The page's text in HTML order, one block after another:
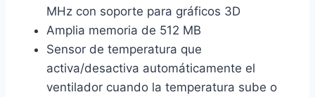
MHz con soporte para gráficos 3D
Amplia memoria de 512 MB
Sensor de temperatura que
activa/desactiva automáticamente el
ventilador cuando la temperatura sube o